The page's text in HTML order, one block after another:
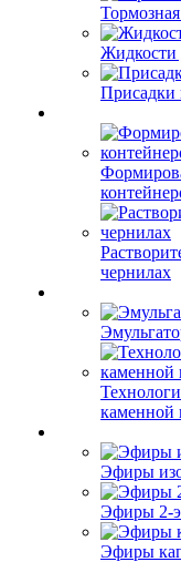
Жидкости
Присадки
чернилах
каменной
Эфиры
Эфиры 2-
Эфиры